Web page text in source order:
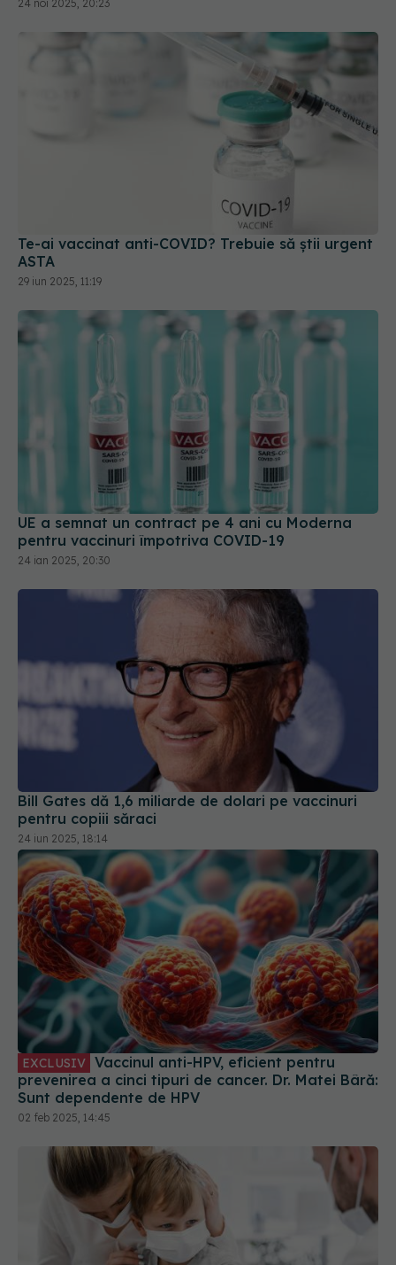
Te-ai vaccinat anti-COVID? Trebuie să știi urgent
UE a semnat un contract pe 4 ani cu Moderna
pentru vaccinuri împotriva COVID-19
24 ian 2025, 20:30
Bill Gates dă 1,6 miliarde de dolari pe vaccinuri
pentru copiii săraci
EXCLUSIV Vaccinul anti-HPV, eficient pentru
prevenirea a cinci tipuri de cancer. Dr. Matei Bâră:
Sunt dependente de HPV
02 feb 2025, 14:45